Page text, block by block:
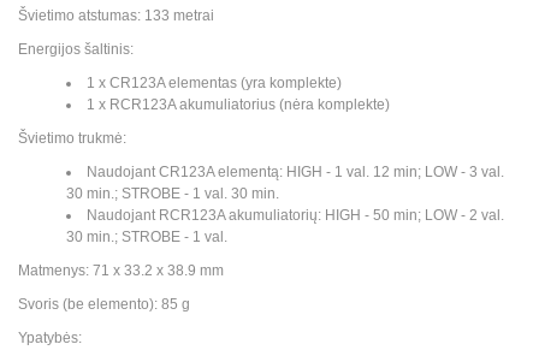
Švietimo atstumas: 133 metrai
Energijos šaltinis:
1 x CR123A elementas (yra komplekte)
1 x RCR123A akumuliatorius (nėra komplekte)
Švietimo trukmė:
Naudojant CR123A elementą: HIGH - 1 val. 12 min; LOW - 3 val.
30 min.; STROBE - 1 val. 30 min.
Naudojant RCR123A akumuliatorių: HIGH - 50 min; LOW - 2 val.
30 min.; STROBE - 1 val.
Matmenys: 71 x 33.2 x 38.9 mm
Svoris (be elemento): 85 g
Ypatybės: